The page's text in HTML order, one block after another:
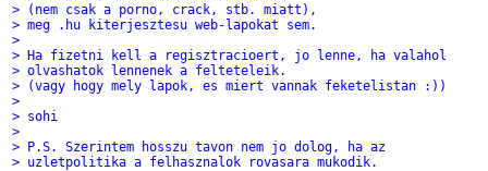
> (nem csak a porno, crack, stb. miatt),
> meg .hu kiterjesztesu web-lapokat sem.
>
> Ha fizetni kell a regisztracioert, jo lenne, ha valahol
> olvashatok lennenek a felteteleik.
> (vagy hogy mely lapok, es miert vannak feketelistan :))
>
> sohi
>
> P.S. Szerintem hosszu tavon nem jo dolog, ha az
> uzletpolitika a felhasznalok rovasara mukodik.